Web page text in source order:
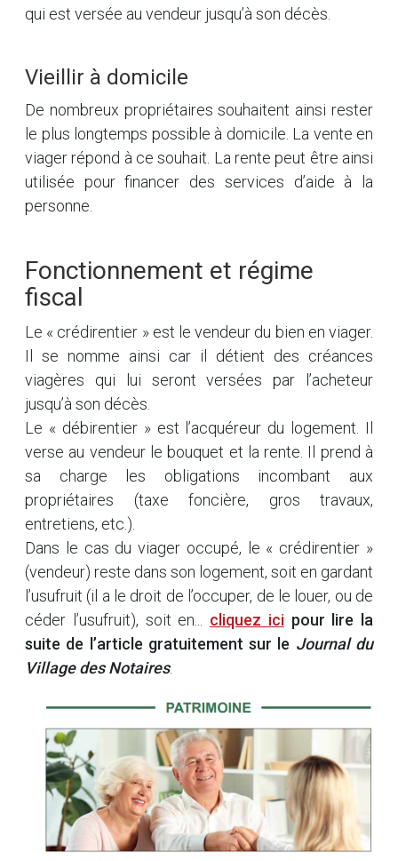
qui est versée au vendeur jusqu’à son décès.
Vieillir à domicile
De nombreux propriétaires souhaitent ainsi rester
le plus longtemps possible à domicile. La vente en
viager répond à ce souhait. La rente peut être ainsi
utilisée pour financer des services d’aide à la
personne.
Fonctionnement et régime
fiscal
Le « crédirentier » est le vendeur du bien en viager.
Il se nomme ainsi car il détient des créances
viagères qui lui seront versées par l’acheteur
jusqu’à son décès.
Le « débirentier » est l’acquéreur du logement. Il
verse au vendeur le bouquet et la rente. Il prend à
sa charge les obligations incombant aux
propriétaires (taxe foncière, gros travaux,
entretiens, etc.).
Dans le cas du viager occupé, le « crédirentier »
(vendeur) reste dans son logement, soit en gardant
l’usufruit (il a le droit de l’occuper, de le louer, ou de
céder l’usufruit), soit en... cliquez icipour lire la
suite de l’article gratuitement sur le Journal du
Village des Notaires.